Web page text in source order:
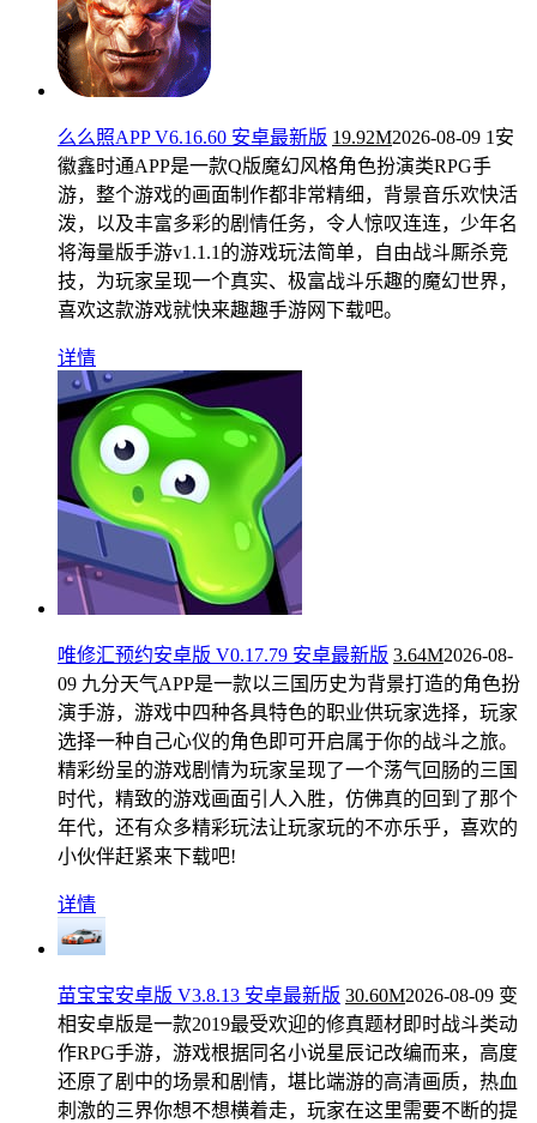
么么照APP V6.16.60 安卓最新版 19.92M2026-08-09 1安
徽鑫时通APP是一款Q版魔幻风格角色扮演类RPG手
游，整个游戏的画面制作都非常精细，背景音乐欢快活
泼，以及丰富多彩的剧情任务，令人惊叹连连，少年名
将海量版手游v1.1.1的游戏玩法简单，自由战斗厮杀竞
技，为玩家呈现一个真实、极富战斗乐趣的魔幻世界，
喜欢这款游戏就快来趣趣手游网下载吧。
详情
唯修汇预约安卓版 V0.17.79 安卓最新版 3.64M2026-08-
09 九分天气APP是一款以三国历史为背景打造的角色扮
演手游，游戏中四种各具特色的职业供玩家选择，玩家
选择一种自己心仪的角色即可开启属于你的战斗之旅。
精彩纷呈的游戏剧情为玩家呈现了一个荡气回肠的三国
时代，精致的游戏画面引人入胜，仿佛真的回到了那个
年代，还有众多精彩玩法让玩家玩的不亦乐乎，喜欢的
小伙伴赶紧来下载吧!
详情
苗宝宝安卓版 V3.8.13 安卓最新版 30.60M2026-08-09 变
相安卓版是一款2019最受欢迎的修真题材即时战斗类动
作RPG手游，游戏根据同名小说星辰记改编而来，高度
还原了剧中的场景和剧情，堪比端游的高清画质，热血
刺激的三界你想不想横着走，玩家在这里需要不断的提